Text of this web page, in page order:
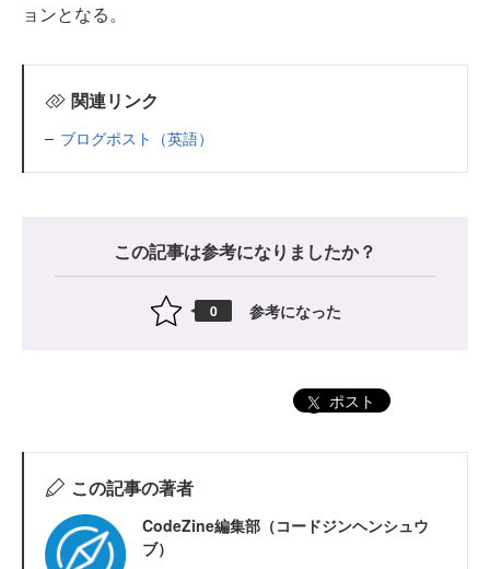
ョンとなる。
関連リンク
ブログポスト（英語）
この記事は参考になりましたか？
0 参考になった
ポスト
この記事の著者
CodeZine編集部（コードジンヘンシュウ
ブ）